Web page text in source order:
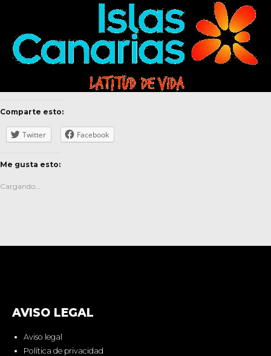
Comparte esto:
Twitter Facebook
Me gusta esto:
Cargando...
AVISO LEGAL
Aviso legal
Política de privacidad